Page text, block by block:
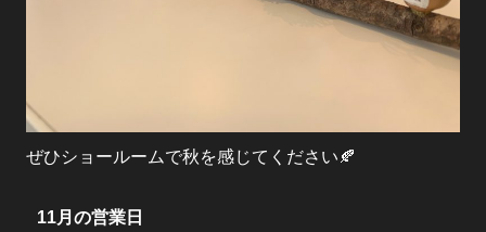
ぜひショールームで秋を感じてください🍂
11月の営業日